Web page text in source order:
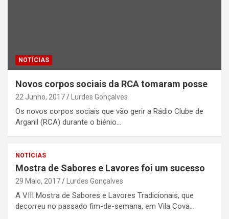
NOTÍCIAS
Novos corpos sociais da RCA tomaram posse
22 Junho, 2017 Lurdes Gonçalves
Os novos corpos sociais que vão gerir a Rádio Clube de
Arganil (RCA) durante o biénio…
NOTÍCIAS
Mostra de Sabores e Lavores foi um sucesso
29 Maio, 2017 Lurdes Gonçalves
A VIII Mostra de Sabores e Lavores Tradicionais, que
decorreu no passado fim-de-semana, em Vila Cova…